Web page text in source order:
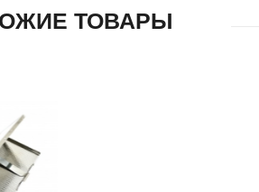
ТОВАРЫ